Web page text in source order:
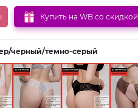
Купить на WB со скидкой
черный/темно-серый